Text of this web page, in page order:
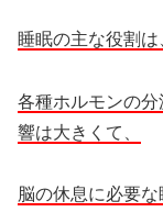
睡眠の主な役割
各種ホルモンの
響は大きくて、
脳の休息に必要